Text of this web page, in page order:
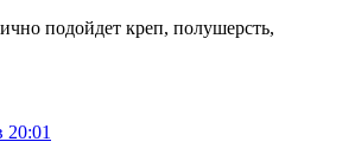
подойдет креп, полушерсть,
20:01